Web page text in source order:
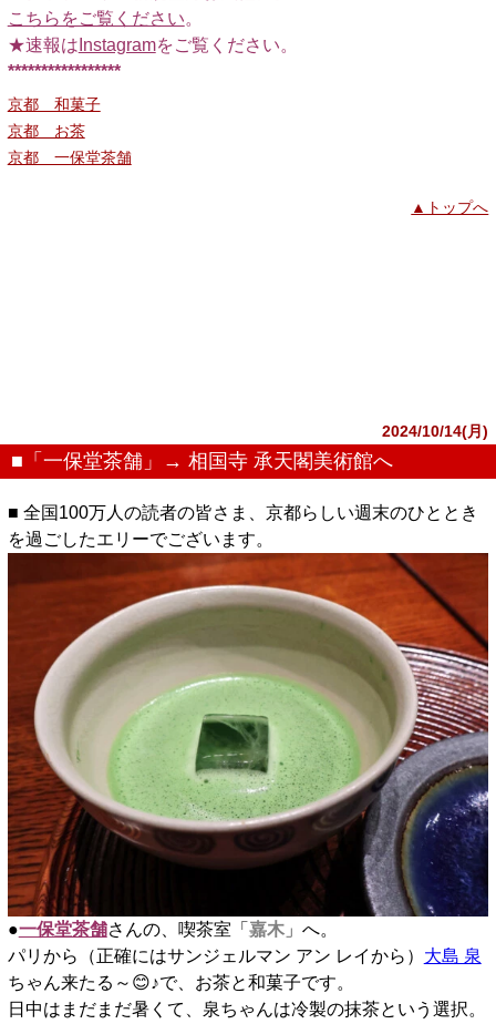
こちらをご覧ください。
★速報は Instagramをご覧ください。
*****************
京都 和菓子
京都 お茶
京都 一保堂茶舗
▲トップへ
2024/10/14(月)
■「一保堂茶舗」→ 相国寺 承天閣美術館へ
■ 全国100万人の読者の皆さま、京都らしい週末のひととき
を過ごしたエリーでございます。
●一保堂茶舗さんの、喫茶室「 嘉木」へ。
パリから（正確にはサンジェルマン アン レイから） 大島 泉
ちゃん来たる～😊♪で、お茶と和菓子です。
日中はまだまだ暑くて、泉ちゃんは冷製の抹茶という選択。